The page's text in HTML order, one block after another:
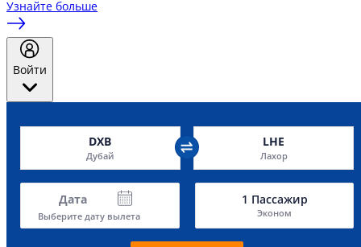
Узнайте больше
Войти
DXB
Дубай
LHE
Лахор
Дата
Выберите дату вылета
1 Пассажир
Эконом